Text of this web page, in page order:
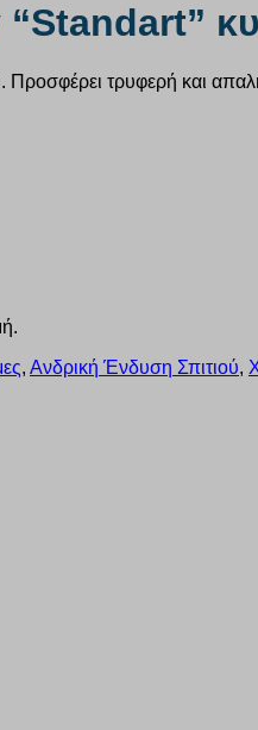
Προσφέρει τρυφερή και
, Ανδρική Ένδυση Σπιτιού,